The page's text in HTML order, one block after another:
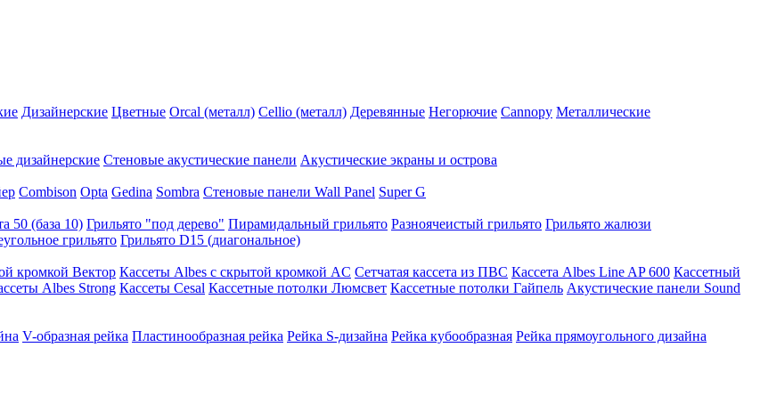
Дизайнерские Цветные Orcal (металл) Cellio (металл) Деревянные Негорючие Cannopy Металлические
дизайнерские Стеновые акустические панели Акустические экраны и острова
Combison Opta Gedina Sombra Стеновые панели Wall Panel Super G
50 (база 10) Грильято "под дерево" Пирамидальный грильято Разноячеистый грильято Грильято жалюзи
грильято Грильято D15 (диагональное)
кромкой Вектор Кассеты Albes с скрытой кромкой AC Сетчатая кассета из ПВС Кассета Albes Line AP 600 Кассетный
Albes Strong Кассеты Cesal Кассетные потолки Люмсвет Кассетные потолки Гайпель Акустические панели Sound
V-образная рейка Пластинообразная рейка Рейка S-дизайна Рейка кубообразная Рейка прямоугольного дизайна